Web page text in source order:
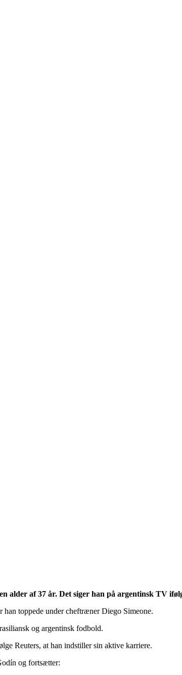
alder af 37 år. Det siger han på argentinsk TV
toppede under cheftræner Diego Simeone.
og argentinsk fodbold.
Reuters, at han indstiller sin aktive karriere.
og fortsætter: